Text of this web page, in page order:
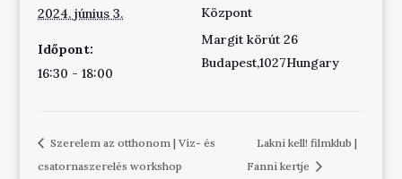
2024. június 3.
Időpont:
16:30 - 18:00
Központ
Margit körút 26
Budapest,1027Hungary
Szerelem az otthonom | Víz- és
csatornaszerelés workshop
Lakni kell! filmklub |
Fanni kertje